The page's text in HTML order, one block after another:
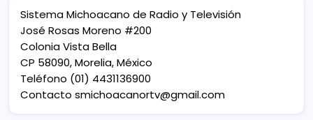
Sistema Michoacano de Radio y Televisión
José Rosas Moreno #200
Colonia Vista Bella
CP 58090, Morelia, México
Teléfono (01) 4431136900
Contacto smichoacanortv@gmail.com